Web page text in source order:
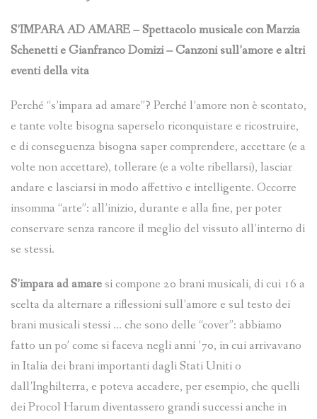
S’IMPARA AD AMARE – Spettacolo musicale con Marzia
Schenetti e Gianfranco Domizi – Canzoni sull’amore e altri
eventi della vita
Perché “s’impara ad amare”? Perché l’amore non è scontato,
e tante volte bisogna saperselo riconquistare e ricostruire,
e di conseguenza bisogna saper comprendere, accettare (e a
volte non accettare), tollerare (e a volte ribellarsi), lasciar
andare e lasciarsi in modo affettivo e intelligente. Occorre
insomma “arte”: all’inizio, durante e alla fine, per poter
conservare senza rancore il meglio del vissuto all’interno di
se stessi.
S’impara ad amare si compone 20 brani musicali, di cui 16 a
scelta da alternare a riflessioni sull’amore e sul testo dei
brani musicali stessi … che sono delle “cover”: abbiamo
fatto un po’ come si faceva negli anni ’70, in cui arrivavano
in Italia dei brani importanti dagli Stati Uniti o
dall’Inghilterra, e poteva accadere, per esempio, che quelli
dei Procol Harum diventassero grandi successi anche in